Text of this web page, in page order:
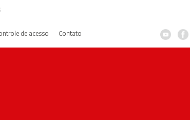
de acesso Contato